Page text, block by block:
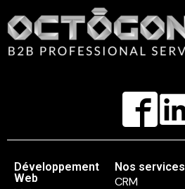
Développement
Web
Nos services
CRM